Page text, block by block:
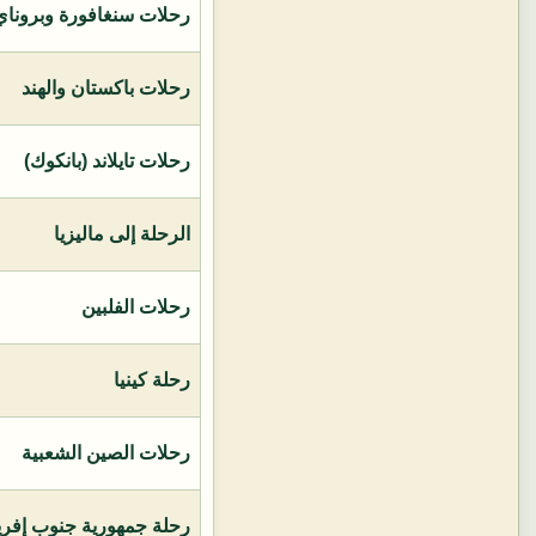
رحلات سنغافورة
رحلات باكستان والهند
رحلات تايلاند (بانكوك)
الرحلة إلى ماليزيا
رحلات الفلبين
رحلة كينيا
رحلات الصين الشعبية
رحلة جمهورية جنوب